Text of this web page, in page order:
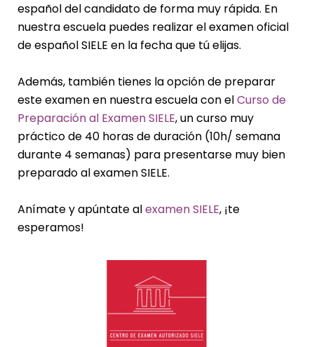
español del candidato de forma muy rápida. En
nuestra escuela puedes realizar el examen oficial
de español SIELE en la fecha que tú elijas.
Además, también tienes la opción de preparar
este examen en nuestra escuela con elCurso de
Preparación al Examen SIELE, un curso muy
práctico de 40 horas de duración (10h/ semana
durante 4 semanas) para presentarse muy bien
preparado al examen SIELE.
Anímate y apúntate alexamen SIELE, ¡te
esperamos!